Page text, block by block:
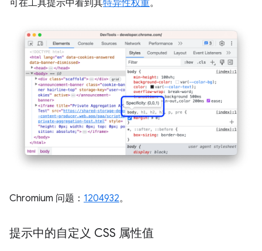
可在工具提示中看到其特异性权重。
Chromium 问题： 1204932。
提示中的自定义 CSS 属性值